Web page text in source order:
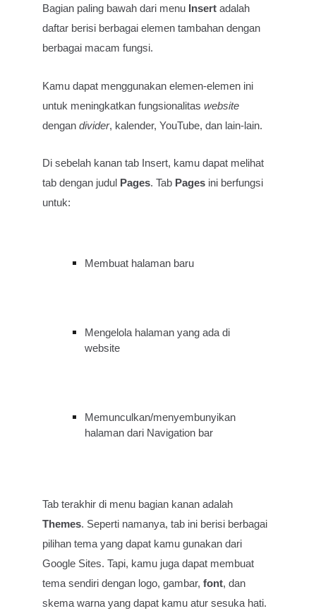
Bagian paling bawah dari menu Insertadalah
daftar berisi berbagai elemen tambahan dengan
berbagai macam fungsi.
Kamu dapat menggunakan elemen-elemen ini
untuk meningkatkan fungsionalitaswebsite
dengandivider, kalender, YouTube, dan lain-lain.
Di sebelah kanan tab Insert, kamu dapat melihat
tab dengan judul
Pages. Tab Pages ini berfungsi
untuk:
Membuat halaman baru
Mengelola halaman yang ada di
website
Memunculkan/menyembunyikan
halaman dari Navigation bar
Tab terakhir di menu bagian kanan adalah
Themes. Seperti namanya, tab ini berisi berbagai
pilihan tema yang dapat kamu gunakan dari
Google Sites. Tapi, kamu juga dapat membuat
tema sendiri dengan logo, gambar,font, dan
skema warna yang dapat kamu atur sesuka hati.